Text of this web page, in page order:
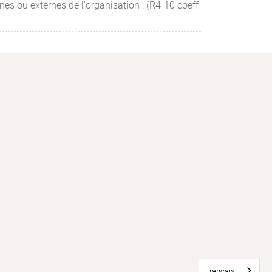
ou externes de l'organisation : (R4-10 coeff